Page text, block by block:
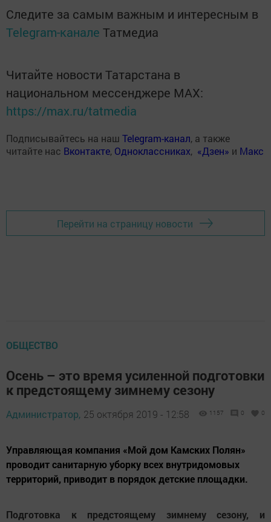
Следите за самым важным и интересным в
Telegram-канале Татмедиа
Читайте новости Татарстана в
национальном мессенджере MАХ:
https://max.ru/tatmedia
Подписывайтесь на наш Telegram-канал, а также
читайте нас Вконтакте, Одноклассниках, «Дзен» и Макс
Перейти на страницу новости
ОБЩЕСТВО
Осень – это время усиленной подготовки
к предстоящему зимнему сезону
Администратор, 25 октября 2019 - 12:58 1157 0 0
Управляющая компания «Мой дом Камских Полян»
проводит санитарную уборку всех внутридомовых
территорий, приводит в порядок детские площадки.
Подготовка к предстоящему зимнему сезону, и